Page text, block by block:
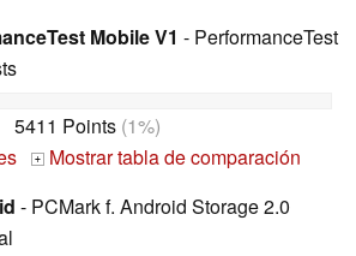
Mobile V1 - PerformanceTest
5411 Points (1%)
+
Mostrar tabla de comparación
- PCMark f. Android Storage 2.0